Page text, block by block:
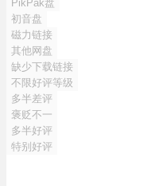
PikPak盘
初音盘
磁力链接
其他网盘
缺少下载链接
不限好评等级
多半差评
褒贬不一
多半好评
特别好评